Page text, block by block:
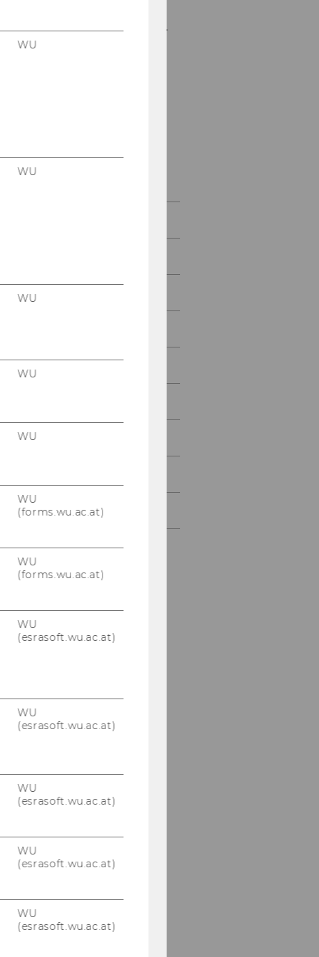
Mitteilungsblatt vom 13.
27. Dezember 2006, 15.
März 2007
Juli 2007
September 2007
WU
WU
WU
WU
WU
WU
(forms.wu.ac.at)
WU
(forms.wu.ac.at)
WU
(esrasoft.wu.ac.at)
WU
(esrasoft.wu.ac.at)
WU
(esrasoft.wu.ac.at)
WU
(esrasoft.wu.ac.at)
WU
(esrasoft.wu.ac.at)